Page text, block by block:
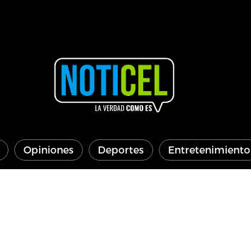
Opiniones Deportes Entretenimiento